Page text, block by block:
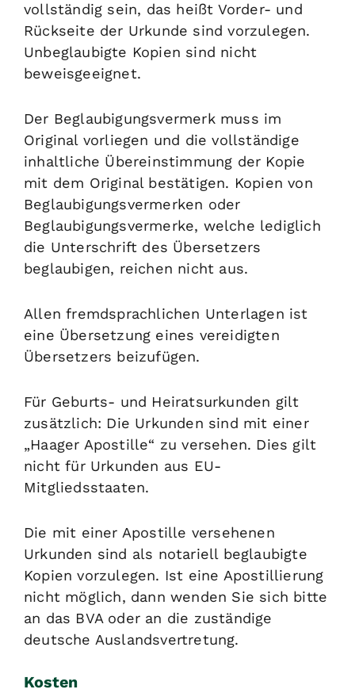
vollständig sein, das heißt Vorder- und
Rückseite der Urkunde sind vorzulegen.
Unbeglaubigte Kopien sind nicht
beweisgeeignet.
Der Beglaubigungsvermerk muss im
Original vorliegen und die vollständige
inhaltliche Übereinstimmung der Kopie
mit dem Original bestätigen. Kopien von
Beglaubigungsvermerken oder
Beglaubigungsvermerke, welche lediglich
die Unterschrift des Übersetzers
beglaubigen, reichen nicht aus.
Allen fremdsprachlichen Unterlagen ist
eine Übersetzung eines vereidigten
Übersetzers beizufügen.
Für Geburts- und Heiratsurkunden gilt
zusätzlich: Die Urkunden sind mit einer
„Haager Apostille“ zu versehen. Dies gilt
nicht für Urkunden aus EU-
Mitgliedsstaaten.
Die mit einer Apostille versehenen
Urkunden sind als notariell beglaubigte
Kopien vorzulegen. Ist eine Apostillierung
nicht möglich, dann wenden Sie sich bitte
an das BVA oder an die zuständige
deutsche Auslandsvertretung.
Kosten